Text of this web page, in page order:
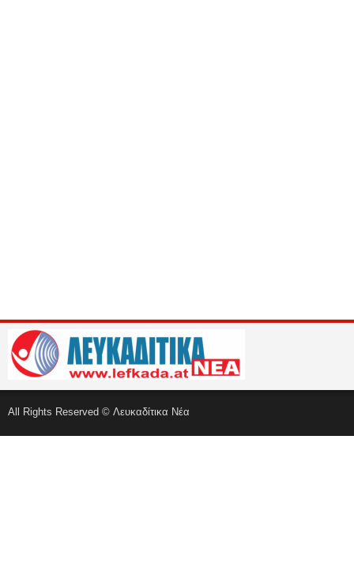
All Rights Reserved © Λευκαδίτικα Νέα